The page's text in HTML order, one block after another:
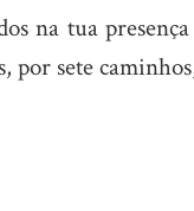
na tua
sete